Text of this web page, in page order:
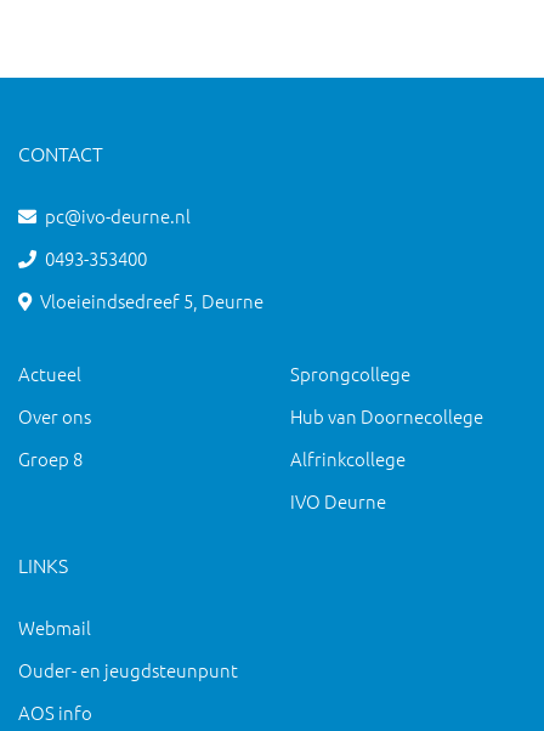
CONTACT
pc@ivo-deurne.nl
0493-353400
Vloeieindsedreef 5, Deurne
Actueel
Over ons
Groep 8
Sprongcollege
Hub van Doornecollege
Alfrinkcollege
IVO Deurne
LINKS
Webmail
Ouder- en jeugdsteunpunt
AOS info